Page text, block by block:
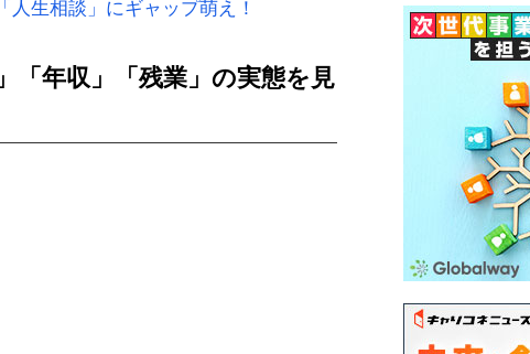
生相談」にギャップ萌え！
年収」「残業」 の実態を見